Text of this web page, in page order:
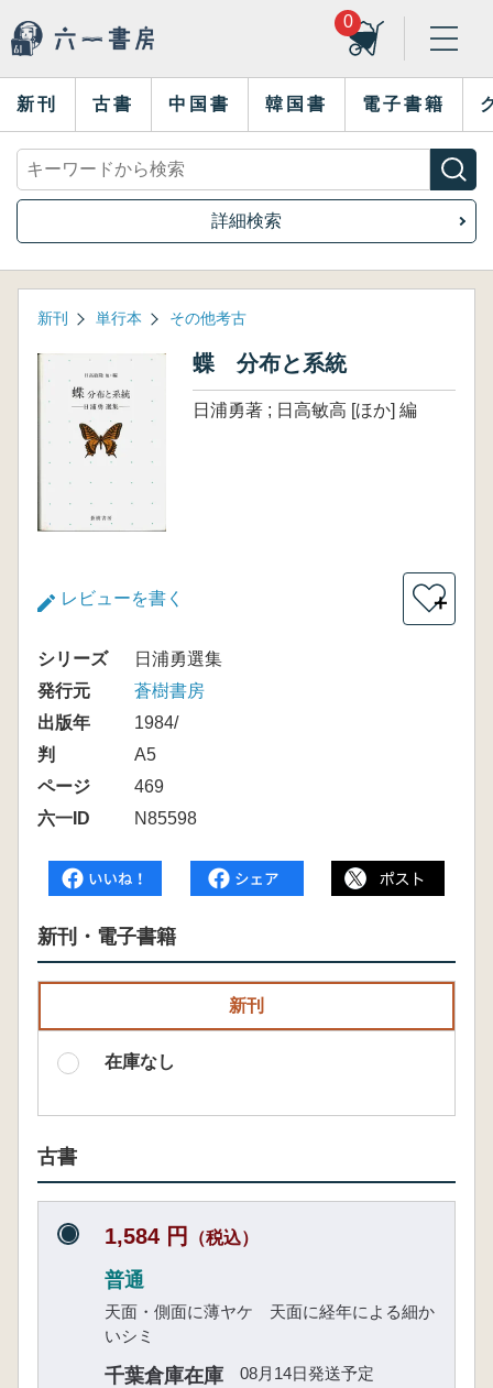
0
新刊 古書 中国書 韓国書 電子書籍
詳細検索
新刊 単行本 その他考古
蝶 分布と系統
日浦勇著 ; 日高敏高 [ほか] 編
レビューを書く ＋
シリーズ
日浦勇選集
発行元
蒼樹書房
出版年
1984/
判
A5
ページ
469
六一ID
N85598
新刊・電子書籍
新刊
在庫なし
古書
1,584 円 （税込）
普通
天面・側面に薄ヤケ 天面に経年による細か
いシミ
千葉倉庫在庫 08月14日発送予定